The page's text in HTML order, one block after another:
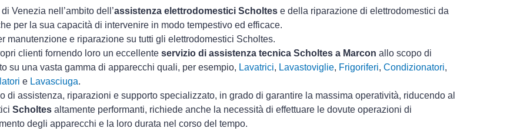
Venezia nell’ambito dell’assistenza elettrodomestici Scholtes e della riparazione di elettrodomestici da
per la sua capacità di intervenire in modo tempestivo ed efficace.
manutenzione e riparazione su tutti gli elettrodomestici Scholtes.
clienti fornendo loro un eccellente servizio di assistenza tecnica Scholtes a Marcon allo scopo di
su una vasta gamma di apparecchi quali, per esempio, Lavatrici, Lavastoviglie, Frigoriferi, Condizionatori,
e Lavasciuga.
di assistenza, riparazioni e supporto specializzato, in grado di garantire la massima operatività, riducendo al
Scholtes altamente performanti, richiede anche la necessità di effettuare le dovute operazioni di
degli apparecchi e la loro durata nel corso del tempo.